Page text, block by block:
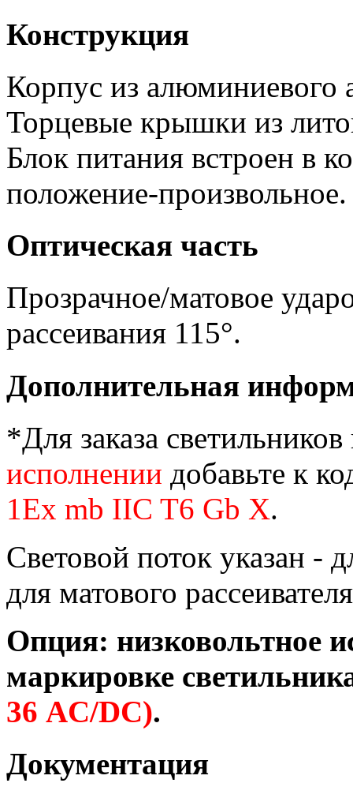
Конструкция
Корпус из алюминиевого
Торцевые крышки из
Блок питания встроен в
положение-произвольное.
Оптическая часть
Прозрачное/матовое
рассеивания 115°.
Дополнительная
*Для заказа
исполнении добавьте к
1Ex mb IIC T6 Gb X.
Световой поток указан -
для матового
Опция: низковольтное
маркировке
36 AC/DC).
Документация